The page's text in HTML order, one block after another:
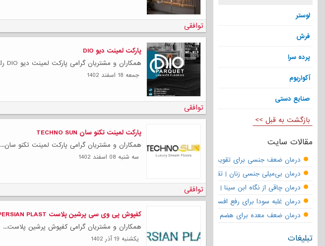
لوستر
فرش
پرده سرا
آکواریوم
صنایع دستی
بازگشت به قبل >>
مقالات سایت
درمان ضعف جنسی برای تقویت قوای مردانه | تقویت نعوظ و رفع زودانزالی
درمان بی‌میلی جنسی زنان | تقویت قوای جنسی و بازگشت لذت
درمان چاقی از نگاه ابن سینا | نسخه حکما برای کاهش وزن طبیعی
درمان غلبه سودا برای رفع افسردگی
درمان ضعف معده برای هضم قوی
تبلیغات
توافقی
پارکت لمینت دیو DIO
همکاران و مشتریان گرامی پارکت لمینت دیو DIO را...
جمعه 18 اسفند 1402
توافقی
پارکت لمینت تکنو سان TECHNO SUN
همکاران و مشتریان گرامی پارکت لمینت تکنو سان...
سه شنبه 08 اسفند 1402
توافقی
کفپوش پی وی سی پرشین پلاست PERSIAN PLAST
همکاران و مشتریان گرامی کفپوش پرشین پلاست...
يكشنبه 19 آذر 1402